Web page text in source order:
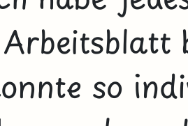
Arbeitsblatt
so